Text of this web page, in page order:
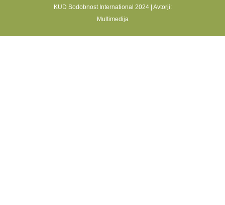
KUD Sodobnost International 2024 | Avtorji:
Multimedija